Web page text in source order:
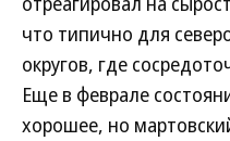
что типично для
округов, где
Еще в феврале
хорошее, но